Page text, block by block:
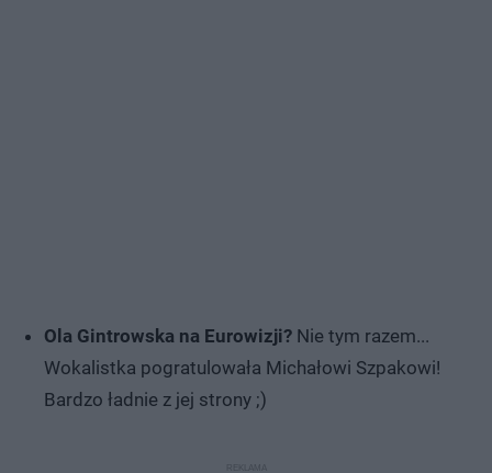
Ola Gintrowska na Eurowizji? Nie tym razem...
Wokalistka pogratulowała Michałowi Szpakowi!
Bardzo ładnie z jej strony ;)